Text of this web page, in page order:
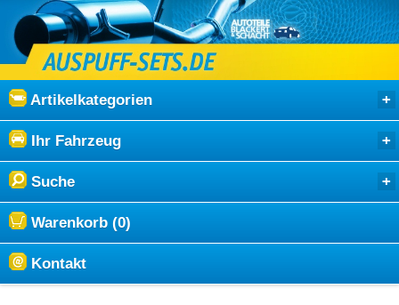
Artikelkategorien
Ihr Fahrzeug
Suche
Warenkorb (0)
Kontakt